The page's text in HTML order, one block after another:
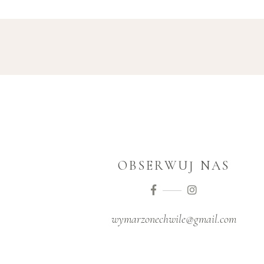
OBSERWUJ NAS
wymarzonechwile@gmail.com